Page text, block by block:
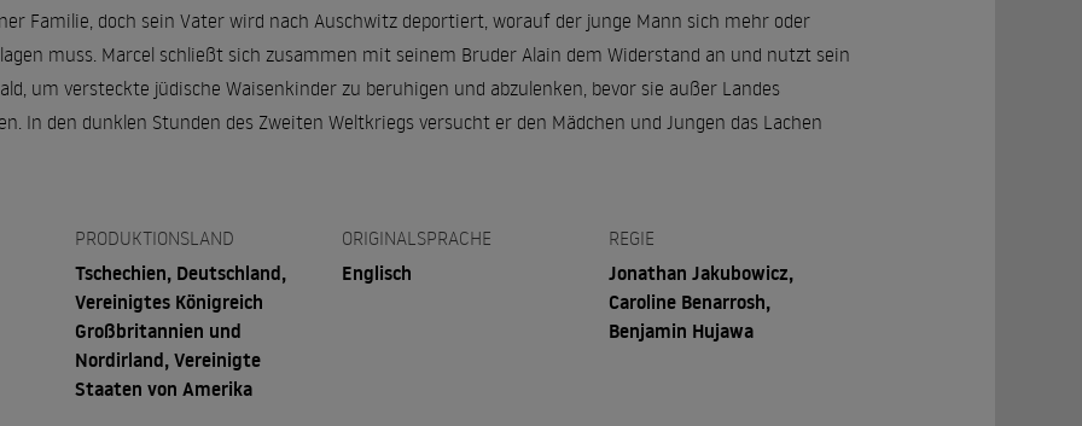
Familie, doch sein Vater wird nach Auschwitz deportiert, worauf der junge Mann sich mehr oder
muss. Marcel schließt sich zusammen mit seinem Bruder Alain dem Widerstand an und nutzt sein
um versteckte jüdische Waisenkinder zu beruhigen und abzulenken, bevor sie außer Landes
In den dunklen Stunden des Zweiten Weltkriegs versucht er den Mädchen und Jungen das Lachen
PRODUKTIONSLAND
Tschechien, Deutschland,
Vereinigtes Königreich
Großbritannien und
Nordirland, Vereinigte
Staaten von Amerika
ORIGINALSPRACHE
Englisch
REGIE
Jonathan Jakubowicz,
Caroline Benarrosh,
Benjamin Hujawa